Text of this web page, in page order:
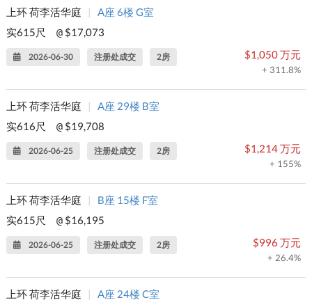
上环 荷李活华庭 |
A座 6楼 G室
实615尺
@ $17,073
2026-06-30 注册处成交 2房 $1,050 万元
+ 311.8%
上环 荷李活华庭 |
A座 29楼 B室
实616尺
@ $19,708
2026-06-25 注册处成交 2房 $1,214 万元
+ 155%
上环 荷李活华庭 |
B座 15楼 F室
实615尺
@ $16,195
2026-06-25 注册处成交 2房 $996 万元
+ 26.4%
上环 荷李活华庭 |
A座 24楼 C室